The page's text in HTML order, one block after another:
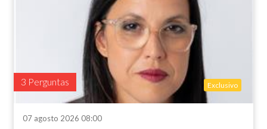
3 Perguntas Exclusivo
07 agosto 2026 08:00